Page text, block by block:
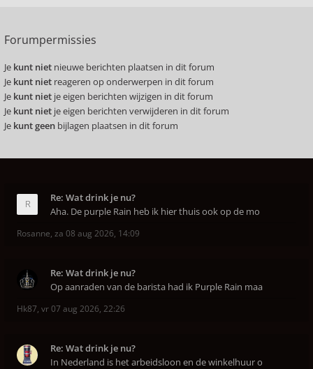
Forumpermissies
Je kunt niet nieuwe berichten plaatsen in dit forum
Je kunt niet reageren op onderwerpen in dit forum
Je kunt niet je eigen berichten wijzigen in dit forum
Je kunt niet je eigen berichten verwijderen in dit forum
Je kunt geen bijlagen plaatsen in dit forum
Re: Wat drink je nu?
Aha. De purple Rain heb ik hier thuis ook op de mo
Rosanne, za 08 aug 2026, 14:09
Re: Wat drink je nu?
Op aanraden van de barista had ik Purple Rain maa
Hk87, vr 07 aug 2026, 22:26
Re: Wat drink je nu?
In Nederland is het arbeidsloon en de winkelhuur o